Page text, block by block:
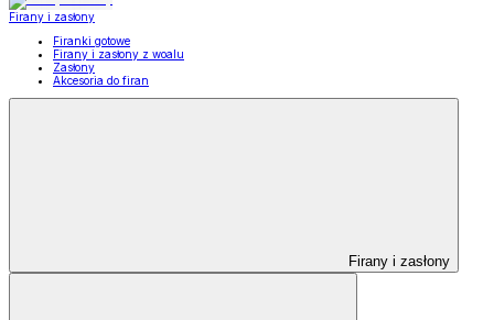
Firany i zasłony
Firanki gotowe
Firany i zasłony z woalu
Zasłony
Akcesoria do firan
Firany i zasłony